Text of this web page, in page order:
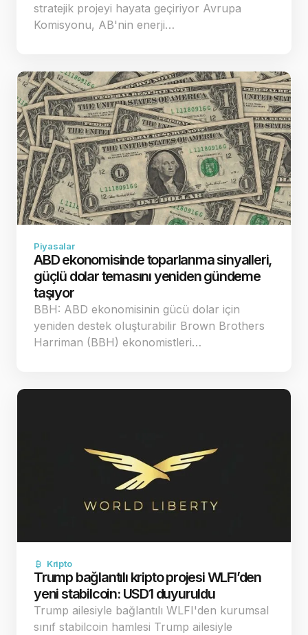
stratejik projeyi hayata geçiriyor Avrupa
Komisyonu, AB'nin enerji…
Piyasalar
ABD ekonomisinde toparlanma sinyalleri,
güçlü dolar temasını yeniden gündeme
taşıyor
BBH: ABD ekonomisinin gücü dolar için
yeniden destek oluşturabilir Brown Brothers
Harriman (BBH) ekonomistleri…
Kripto
Trump bağlantılı kripto projesi WLFI’den
yeni stabilcoin: USD1 duyuruldu
Trump ailesiyle bağlantılı WLFI'den kurumsal
sınıf stabilcoin hamlesi Trump ailesiyle